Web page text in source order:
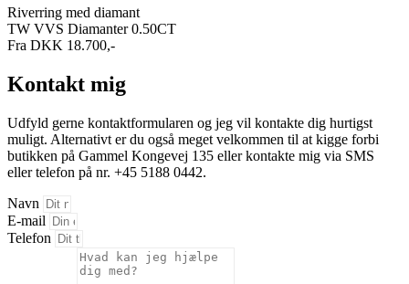
Riverring med diamant
TW VVS Diamanter 0.50CT
Fra DKK 18.700,-
Kontakt mig
Udfyld gerne kontaktformularen og jeg vil kontakte dig hurtigst
muligt. Alternativt er du også meget velkommen til at kigge forbi
butikken på Gammel Kongevej 135 eller kontakte mig via SMS
eller telefon på nr. +45 5188 0442.
Navn
E-mail
Telefon